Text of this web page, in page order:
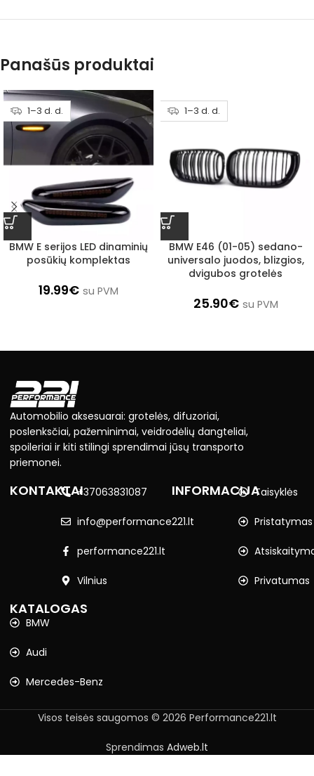
Panašūs produktai
1–3 d. d.
BMW E serijos LED dinaminių
posūkių komplektas
19.99€ su PVM
1–3 d. d.
BMW E46 (01-05) sedano-
universalo juodos, blizgios,
dvigubos grotelės
25.90€ su PVM
Automobilio aksesuarai: grotelės, difuzoriai,
poslenksčiai, pažeminimai, veidrodėlių dangteliai,
spoileriai ir kiti stilingi sprendimai jūsų transporto
priemonei.
KONTAKTAI+37063831087
info@performance221.lt
performance221.lt
Vilnius
INFORMACIJATaisyklės
Pristatymas
Privatumas
KATALOGAS
BMW
Audi
Mercedes-Benz
Visos teisės saugomos © 2026 Performance221.lt
Sprendimas Adweb.lt
BMW